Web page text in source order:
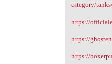
category/tanks/
https://
https://
https://